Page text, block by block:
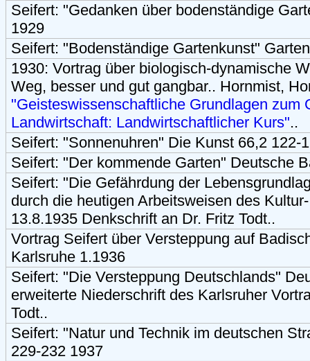
Seifert: "Gedanken über bodenständige
1929
Seifert: "Bodenständige Gartenkunst"
1930: Vortrag über biologisch-dynamische
Weg, besser und gut gangbar.. Hornmist,
"Geisteswissenschaftliche Grundlagen zum
Landwirtschaft: Landwirtschaftlicher Kurs"..
Seifert: "Sonnenuhren" Die Kunst 66,2 122-
Seifert: "Der kommende Garten" Deutsche
Seifert: "Die Gefährdung der
durch die heutigen Arbeitsweisen des
13.8.1935 Denkschrift an Dr. Fritz Todt..
Vortrag Seifert über Versteppung auf
Karlsruhe 1.1936
Seifert: "Die Versteppung Deutschlands"
erweiterte Niederschrift des Karlsruher
Todt..
Seifert: "Natur und Technik im deutschen
229-232 1937